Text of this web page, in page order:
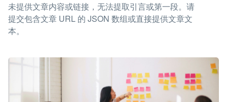
未提供文章内容或链接，无法提取引言或第一段。请
提交包含文章 URL 的 JSON 数组或直接提供文章文
本。